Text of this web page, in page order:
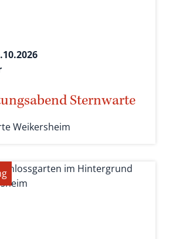
Sternwarte
Weikersheim